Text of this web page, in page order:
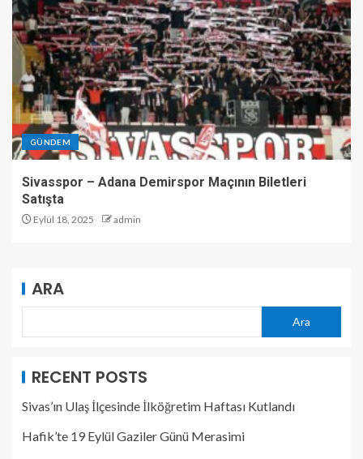
GÜNDEM
Sivasspor – Adana Demirspor Maçının Biletleri
Satışta
Eylül 18, 2025 admin
ARA
Ara
RECENT POSTS
Sivas’ın Ulaş İlçesinde İlköğretim Haftası Kutlandı
Hafik’te 19 Eylül Gaziler Günü Merasimi